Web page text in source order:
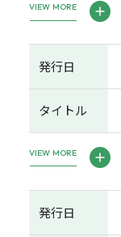
VIEW MORE
発行日
タイトル
VIEW MORE
発行日